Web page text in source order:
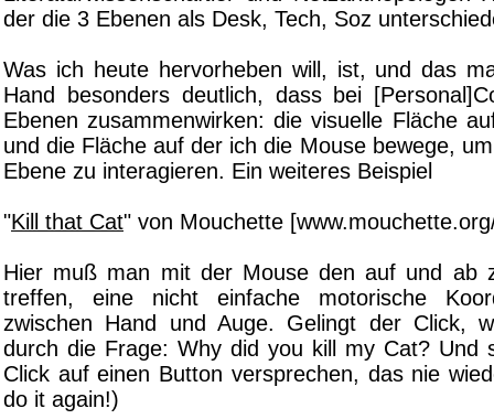
der die 3 Ebenen als Desk, Tech, Soz
Was ich heute hervorheben will, ist, und das
Hand besonders deutlich, dass bei
Ebenen zusammenwirken: die visuelle Fläche
und die Fläche auf der ich die Mouse bewege,
Ebene zu interagieren. Ein weiteres Beispiel
"Kill that Cat" von Mouchette
Hier muß man mit der Mouse den auf und ab
treffen, eine nicht einfache motorische
zwischen Hand und Auge. Gelingt der Click,
durch die Frage: Why did you kill my Cat? Und
Click auf einen Button versprechen, das nie
do it again!)